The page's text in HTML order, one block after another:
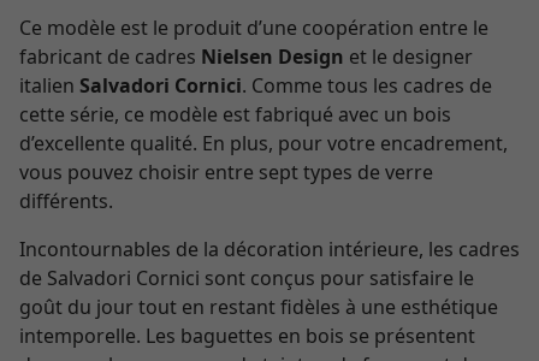
Ce modèle est le produit d’une coopération entre le
fabricant de cadres Nielsen Design et le designer
italien Salvadori Cornici. Comme tous les cadres de
cette série, ce modèle est fabriqué avec un bois
d’excellente qualité. En plus, pour votre encadrement,
vous pouvez choisir entre sept types de verre
différents.
Incontournables de la décoration intérieure, les cadres
de Salvadori Cornici sont conçus pour satisfaire le
goût du jour tout en restant fidèles à une esthétique
intemporelle. Les baguettes en bois se présentent